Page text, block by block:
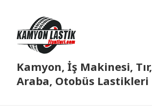
Kamyon, İş Makinesi, Tır,
Araba, Otobüs Lastikleri